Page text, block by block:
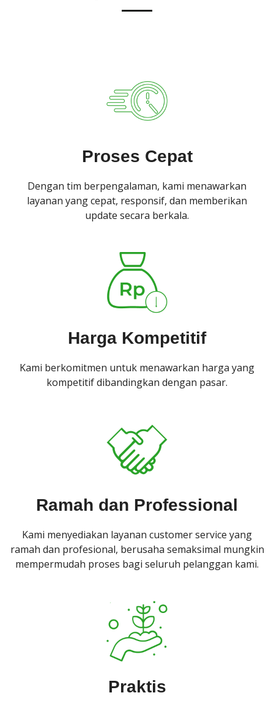
Proses Cepat
Dengan tim berpengalaman, kami menawarkan
layanan yang cepat, responsif, dan memberikan
update secara berkala.
Harga Kompetitif
Kami berkomitmen untuk menawarkan harga yang
kompetitif dibandingkan dengan pasar.
Ramah dan Professional
Kami menyediakan layanan customer service yang
ramah dan profesional, berusaha semaksimal mungkin
mempermudah proses bagi seluruh pelanggan kami.
Praktis